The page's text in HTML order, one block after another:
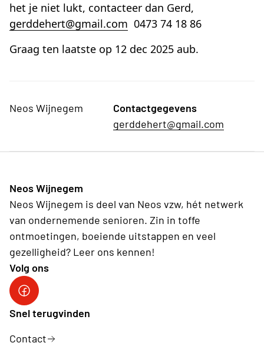
het je niet lukt, contacteer dan Gerd,
gerddehert@gmail.com 0473 74 18 86
Graag ten laatste op 12 dec 2025 aub.
Neos Wijnegem
Contactgegevens
gerddehert@gmail.com
Neos Wijnegem
Neos Wijnegem is deel van Neos vzw, hét netwerk
van ondernemende senioren. Zin in toffe
ontmoetingen, boeiende uitstappen en veel
gezelligheid? Leer ons kennen!
Volg ons
Facebook Neos Wijnegem
Snel terugvinden
Contact